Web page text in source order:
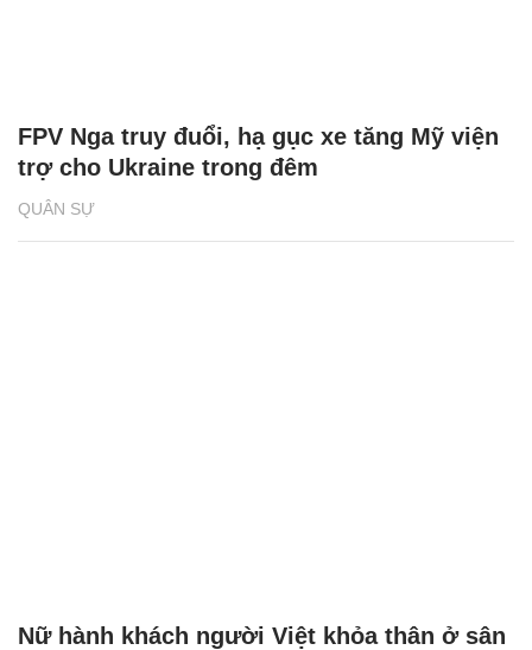
QUÂN SỰ
FPV Nga truy đuổi, hạ gục xe tăng Mỹ viện
trợ cho Ukraine trong đêm
Nữ hành khách người Việt khỏa thân ở sân